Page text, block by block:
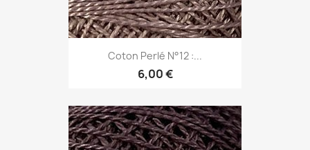
Coton Perlé N°12 :...
6,00 €